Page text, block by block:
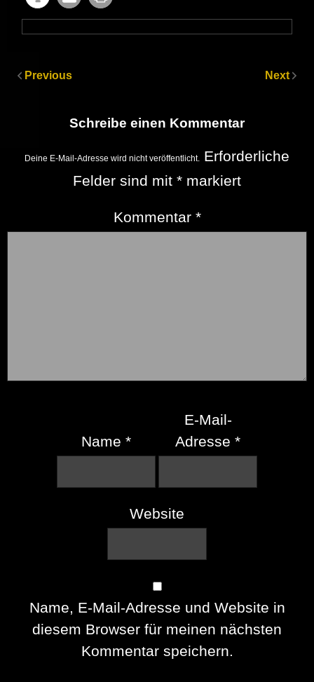
Previous Next
Schreibe einen Kommentar
Deine E-Mail-Adresse wird nicht veröffentlicht.
Erforderliche
Felder sind mit * markiert
Kommentar *
Name *
E-Mail-
Adresse*
Website
Name, E-Mail-Adresse und Website in
diesem Browser für meinen nächsten
Kommentar speichern.